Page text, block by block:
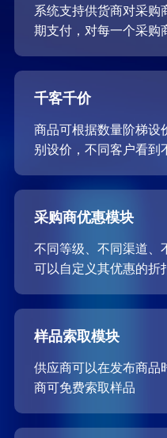
系统支持供货商对采购
期支付，对每一个采购
千客千价
商品可根据数量阶梯设
别设价，不同客户看到
采购商优惠模块
不同等级、不同渠道、
可以自定义其优惠的折
样品索取模块
供应商可以在发布商品
商可免费索取样品